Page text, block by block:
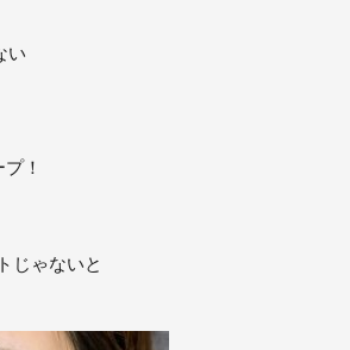
い
！
じゃないと